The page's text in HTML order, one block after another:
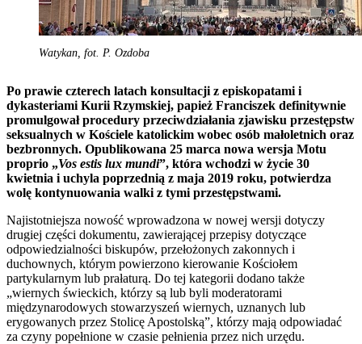
Watykan, fot. P. Ozdoba
Po prawie czterech latach konsultacji z episkopatami i
dykasteriami Kurii Rzymskiej, papież Franciszek definitywnie
promulgował procedury przeciwdziałania zjawisku przestępstw
seksualnych w Kościele katolickim wobec osób małoletnich oraz
bezbronnych. Opublikowana 25 marca nowa wersja Motu
proprio „Vos estis lux mundi”, która wchodzi w życie 30
kwietnia i uchyla poprzednią z maja 2019 roku, potwierdza
wolę kontynuowania walki z tymi przestępstwami.
Najistotniejsza nowość wprowadzona w nowej wersji dotyczy
drugiej części dokumentu, zawierającej przepisy dotyczące
odpowiedzialności biskupów, przełożonych zakonnych i
duchownych, którym powierzono kierowanie Kościołem
partykularnym lub prałaturą. Do tej kategorii dodano także
„wiernych świeckich, którzy są lub byli moderatorami
międzynarodowych stowarzyszeń wiernych, uznanych lub
erygowanych przez Stolicę Apostolską”, którzy mają odpowiadać
za czyny popełnione w czasie pełnienia przez nich urzędu.